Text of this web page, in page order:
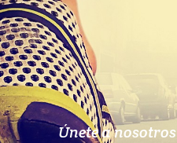
Únete a nosotros